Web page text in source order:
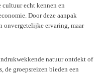
echt kennen en
Door deze aanpak
onvergetelijke ervaring, maar
natuur ontdekt of
de groepsreizen bieden een